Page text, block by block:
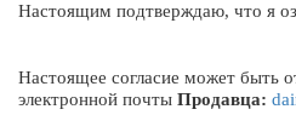
Настоящим подтверждаю, что я
Настоящее согласие может быть
электронной почты Продавца: